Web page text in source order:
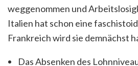
weggenommen und
Italien hat schon eine
Frankreich wird sie demnächst
Das Absenken des